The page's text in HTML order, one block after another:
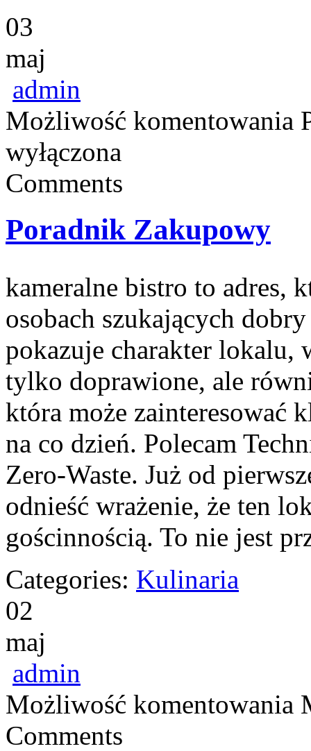
03
maj
admin
Możliwość komentowania
wyłączona
Comments
Poradnik Zakupowy
kameralne bistro to adres,
osobach szukających
pokazuje charakter lokalu,
tylko doprawione, ale
która może zainteresować
na co dzień. Polecam
Zero-Waste. Już od
odnieść wrażenie, że ten
gościnnością. To nie jest
Categories: Kulinaria
02
maj
admin
Możliwość komentowania
Comments